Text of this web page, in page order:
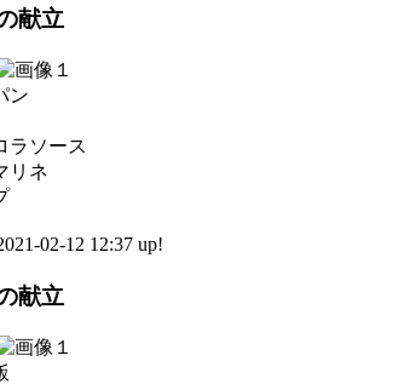
献立
ン
ラソース
リネ
02-12 12:37 up!
献立